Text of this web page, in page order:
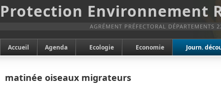
Protection Environnement
AGRÉMENT PRÉFECTORAL DÉPARTEMENTS
Accueil Agenda Ecologie Economie Journ.
matinée oiseaux migrateurs